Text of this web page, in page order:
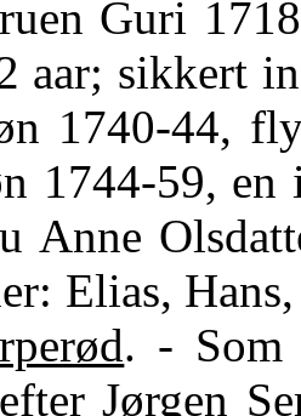
Guri
aar; sikkert
1740-44,
1744-59,
Anne
Elias,
. - Som
Jørgen